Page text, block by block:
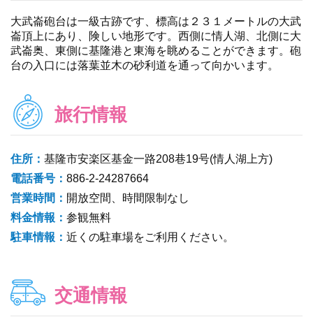
大武崙砲台は一級古跡です、標高は２３１メートルの大武
崙頂上にあり、険しい地形です。西側に情人湖、北側に大
武崙奥、東側に基隆港と東海を眺めることができます。砲
台の入口には落葉並木の砂利道を通って向かいます。
旅行情報
住所： 基隆市安楽区基金一路208巷19号(情人湖上方)
電話番号： 886-2-24287664
営業時間： 開放空間、時間限制なし
料金情報： 参観無料
駐車情報： 近くの駐車場をご利用ください。
交通情報